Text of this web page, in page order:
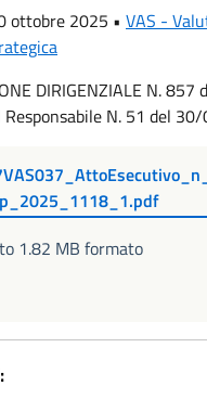
ottobre 2025 • VAS -
DIRIGENZIALE N.
N. 51 del
1.82 MB formato